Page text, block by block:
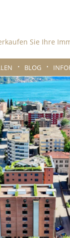
Sie Ihre
BLOG